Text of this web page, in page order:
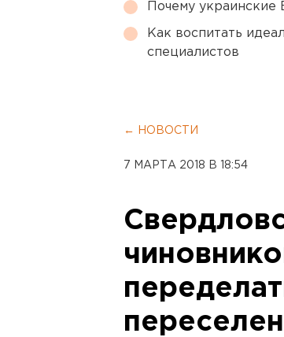
Почему
Как воспитать
специалистов
← НОВОСТИ
7 МАРТА 2018 В 18:54